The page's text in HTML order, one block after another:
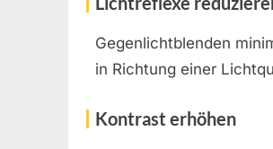
Gegenlichtblenden
in Richtung einer
Kontrast erhöhen